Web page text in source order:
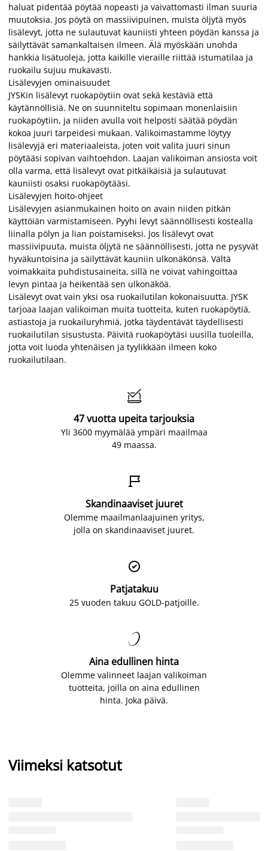
haluat pidentää pöytää nopeasti ja vaivattomasti ilman suuria
muutoksia. Jos pöytä on massiivipuinen, muista öljytä myös
lisälevyt, jotta ne sulautuvat kauniisti yhteen pöydän kanssa ja
säilyttävät samankaltaisen ilmeen. Älä myöskään unohda
hankkia lisätuoleja, jotta kaikille vieraille riittää istumatilaa ja
ruokailu sujuu mukavasti.
Lisälevyjen ominaisuudet
JYSKin lisälevyt ruokapöytiin ovat sekä kestäviä että
käytännöllisiä. Ne on suunniteltu sopimaan monenlaisiin
ruokapöytiin, ja niiden avulla voit helposti säätää pöydän
kokoa juuri tarpeidesi mukaan. Valikoimastamme löytyy
lisälevyjä eri materiaaleista, joten voit valita juuri sinun
pöytääsi sopivan vaihtoehdon. Laajan valikoiman ansiosta voit
olla varma, että lisälevyt ovat pitkäikäisiä ja sulautuvat
kauniisti osaksi ruokapöytääsi.
Lisälevyjen hoito-ohjeet
Lisälevyjen asianmukainen hoito on avain niiden pitkän
käyttöiän varmistamiseen. Pyyhi levyt säännöllisesti kostealla
liinalla pölyn ja lian poistamiseksi. Jos lisälevyt ovat
massiivipuuta, muista öljytä ne säännöllisesti, jotta ne pysyvät
hyväkuntoisina ja säilyttävät kauniin ulkonäkönsä. Vältä
voimakkaita puhdistusaineita, sillä ne voivat vahingoittaa
levyn pintaa ja heikentää sen ulkonäköä.
Lisälevyt ovat vain yksi osa ruokailutilan kokonaisuutta. JYSK
tarjoaa laajan valikoiman muita tuotteita, kuten ruokapöytiä,
astiastoja ja ruokailuryhmiä, jotka täydentävät täydellisesti
ruokailutilan sisustusta. Päivitä ruokapöytäsi uusilla tuoleilla,
jotta voit luoda yhtenäisen ja tyylikkään ilmeen koko
ruokailutilaan.

47 vuotta upeita tarjouksia
Yli 3600 myymälää ympäri maailmaa
49 maassa.

Skandinaaviset juuret
Olemme maailmanlaajuinen yritys,
jolla on skandinaaviset juuret.

Patjatakuu
25 vuoden takuu GOLD-patjoille.

Aina edullinen hinta
Olemme valinneet laajan valikoiman
tuotteita, joilla on aina edullinen
hinta. Joka päivä.
Viimeksi katsotut